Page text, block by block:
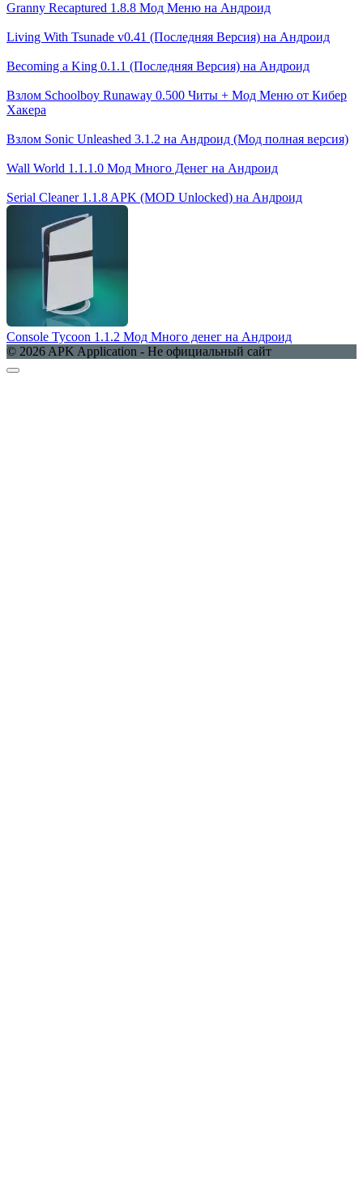
Granny Recaptured 1.8.8 Мод Меню на Андроид
Living With Tsunade v0.41 (Последняя Версия) на Андроид
Becoming a King 0.1.1 (Последняя Версия) на Андроид
Взлом Schoolboy Runaway 0.500 Читы + Мод Меню от Кибер
Хакера
Взлом Sonic Unleashed 3.1.2 на Андроид (Мод полная версия)
Wall World 1.1.1.0 Мод Много Денег на Андроид
Serial Cleaner 1.1.8 APK (MOD Unlocked) на Андроид
Console Tycoon 1.1.2 Мод Много денег на Андроид
© 2026 APK Application - Не официальный сайт